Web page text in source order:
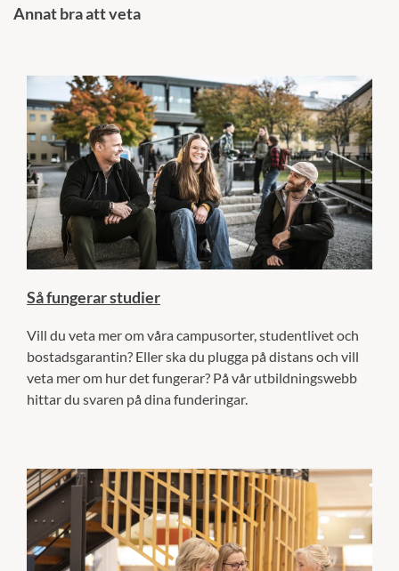
Annat bra att veta
Så fungerar studier
Vill du veta mer om våra campusorter, studentlivet och
bostadsgarantin? Eller ska du plugga på distans och vill
veta mer om hur det fungerar? På vår utbildningswebb
hittar du svaren på dina funderingar.